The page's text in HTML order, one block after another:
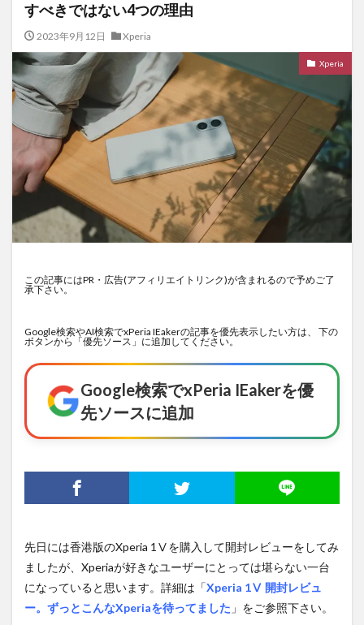
すべきではない4つの理由
2023年9月12日 Xperia
Xperia
この記事にはPR・広告(アフィリエイトリンク)が含まれるので予めご了
承下さい。
Google検索やAI検索でxPeria IEakerの記事を優先表示したい方は、 下の
ボタンから「優先ソース」に追加してください。
Google検索でxPeria IEakerを優
先ソースに追加
先日には香港版のXperia 1Ⅴを購入して開封レビューをしてみ
ましたが、Xperiaが好きなユーザーにとっては堪らない一台
になっていると思います。詳細は「Xperia 1Ⅴ 開封レビュ
ー。ずっとこんなXperiaを待ってました 」をご参照下さい。